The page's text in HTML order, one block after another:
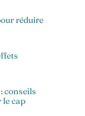
réduire
conseils
cap